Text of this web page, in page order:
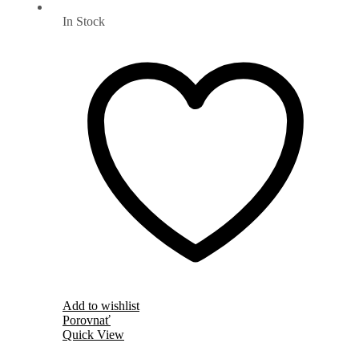
In Stock
Add to wishlist
Porovnať
Quick View